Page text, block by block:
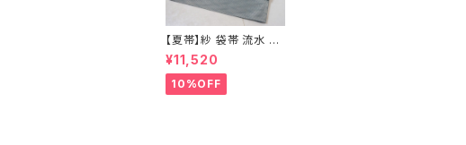
【夏帯】紗 袋帯 流水 絹
銀糸 水色 グレー 258
¥11,520
10%OFF